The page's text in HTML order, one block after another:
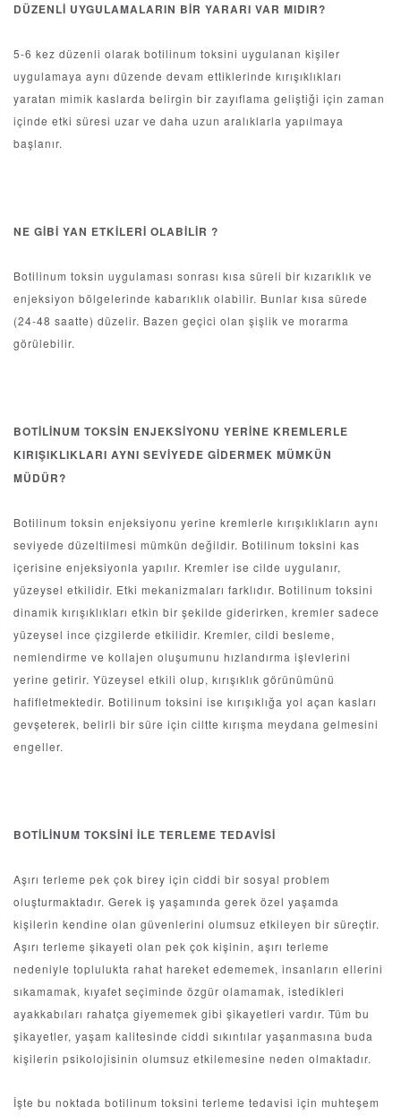
DÜZENLİ UYGULAMALARIN BİR YARARI VAR MIDIR?
5-6 kez düzenli olarak botilinum toksini uygulanan kişiler
uygulamaya aynı düzende devam ettiklerinde kırışıklıkları
yaratan mimik kaslarda belirgin bir zayıflama geliştiği için zaman
içinde etki süresi uzar ve daha uzun aralıklarla yapılmaya
başlanır.
NE GİBİ YAN ETKİLERİ OLABİLİR ?
Botilinum toksin uygulaması sonrası kısa süreli bir kızarıklık ve
enjeksiyon bölgelerinde kabarıklık olabilir. Bunlar kısa sürede
(24-48 saatte) düzelir. Bazen geçici olan şişlik ve morarma
görülebilir.
BOTİLİNUM TOKSİN ENJEKSİYONU YERİNE KREMLERLE
KIRIŞIKLIKLARI AYNI SEVİYEDE GİDERMEK MÜMKÜN
MÜDÜR?
Botilinum toksin enjeksiyonu yerine kremlerle kırışıklıkların aynı
seviyede düzeltilmesi mümkün değildir. Botilinum toksini kas
içerisine enjeksiyonla yapılır. Kremler ise cilde uygulanır,
yüzeysel etkilidir. Etki mekanizmaları farklıdır. Botilinum toksini
dinamik kırışıklıkları etkin bir şekilde giderirken, kremler sadece
yüzeysel ince çizgilerde etkilidir. Kremler, cildi besleme,
nemlendirme ve kollajen oluşumunu hızlandırma işlevlerini
yerine getirir. Yüzeysel etkili olup, kırışıklık görünümünü
hafifletmektedir. Botilinum toksini ise kırışıklığa yol açan kasları
gevşeterek, belirli bir süre için ciltte kırışma meydana gelmesini
engeller.
BOTİLİNUM TOKSİNİ İLE TERLEME TEDAVİSİ
Aşırı terleme pek çok birey için ciddi bir sosyal problem
oluşturmaktadır. Gerek iş yaşamında gerek özel yaşamda
kişilerin kendine olan güvenlerini olumsuz etkileyen bir süreçtir.
Aşırı terleme şikayeti olan pek çok kişinin, aşırı terleme
nedeniyle toplulukta rahat hareket edememek, insanların ellerini
sıkamamak, kıyafet seçiminde özgür olamamak, istedikleri
ayakkabıları rahatça giyememek gibi şikayetleri vardır. Tüm bu
şikayetler, yaşam kalitesinde ciddi sıkıntılar yaşanmasına buda
kişilerin psikolojisinin olumsuz etkilemesine neden olmaktadır.
İşte bu noktada botilinum toksini terleme tedavisi için muhteşem